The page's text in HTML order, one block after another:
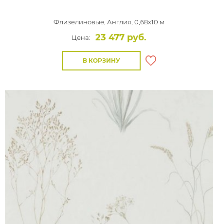
Флизелиновые, Англия, 0,68x10 м
Цена:
23 477 руб.
В КОРЗИНУ